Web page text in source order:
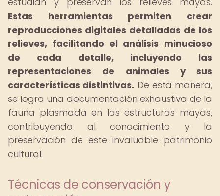
Estas herramientas permiten crear
reproducciones digitales detalladas de los
relieves, facilitando el análisis minucioso
de cada detalle, incluyendo las
representaciones de animales y sus
características distintivas. De esta manera,
se logra una documentación exhaustiva de la
fauna plasmada en las estructuras mayas,
contribuyendo al conocimiento y la
preservación de este invaluable patrimonio
cultural.
Técnicas de conservación y